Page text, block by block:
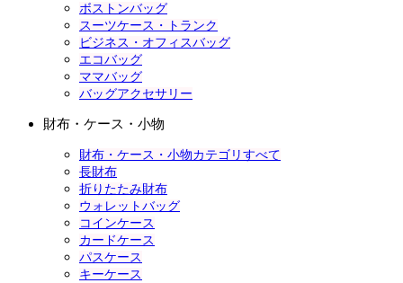
ボストンバッグ
スーツケース・トランク
ビジネス・オフィスバッグ
エコバッグ
ママバッグ
バッグアクセサリー
財布・ケース・小物
財布・ケース・小物カテゴリすべて
長財布
折りたたみ財布
ウォレットバッグ
コインケース
カードケース
パスケース
キーケース